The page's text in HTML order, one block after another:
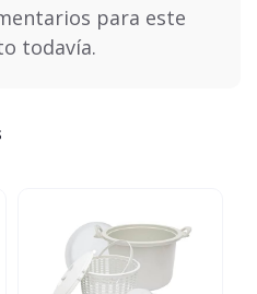
para este
todavía.